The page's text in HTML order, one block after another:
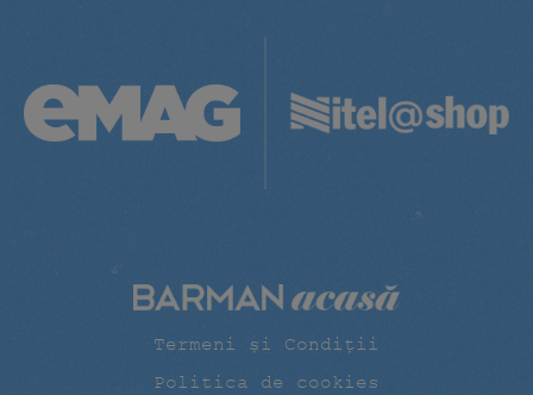
Termeni și Condiții
Politica de cookies